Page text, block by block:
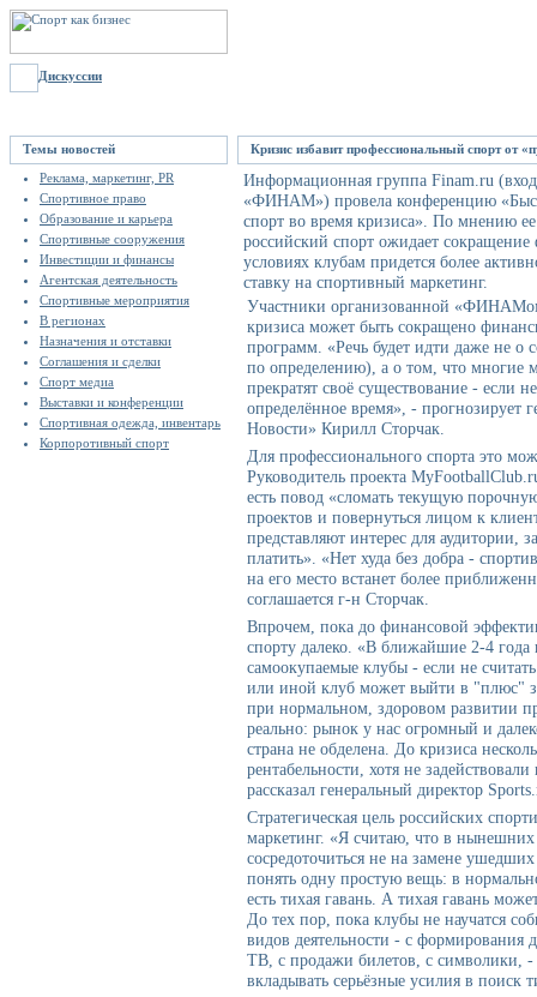
Дискуссии
Темы новостей
Реклама, маркетинг, PR
Спортивное право
Образование и карьера
Спортивные сооружения
Инвестиции и финансы
Агентская деятельность
Спортивные мероприятия
В регионах
Назначения и отставки
Соглашения и сделки
Спорт медиа
Выставки и конференции
Спортивная одежда, инвентарь
Корпоротивный спорт
Кризис избавит профессиональный спорт от
Информационная группа Finam.ru
«ФИНАМ») провела конференцию
спорт во время кризиса». По мнению
российский спорт ожидает
условиях клубам придется более
ставку на спортивный маркетинг.
Участники организованной
кризиса может быть сокращено
программ. «Речь будет идти даже не о
по определению), а о том, что многие
прекратят своё существование - если
определённое время», - прогнозирует
Новости» Кирилл Сторчак.
Для профессионального спорта это
Руководитель проекта
есть повод «сломать текущую
проектов и повернуться лицом к
представляют интерес для аудитории,
платить». «Нет худа без добра -
на его место встанет более
соглашается г-н Сторчак.
Впрочем, пока до финансовой
спорту далеко. «В ближайшие 2-4 года
самоокупаемые клубы - если не
или иной клуб может выйти в "плюс"
при нормальном, здоровом развитии
реально: рынок у нас огромный и
страна не обделена. До кризиса
рентабельности, хотя не
рассказал генеральный директор
Стратегическая цель российских
маркетинг. «Я считаю, что в
сосредоточиться не на замене
понять одну простую вещь: в
есть тихая гавань. А тихая гавань
До тех пор, пока клубы не научатся
видов деятельности - с формирования
ТВ, с продажи билетов, с символики, -
вкладывать серьёзные усилия в поиск